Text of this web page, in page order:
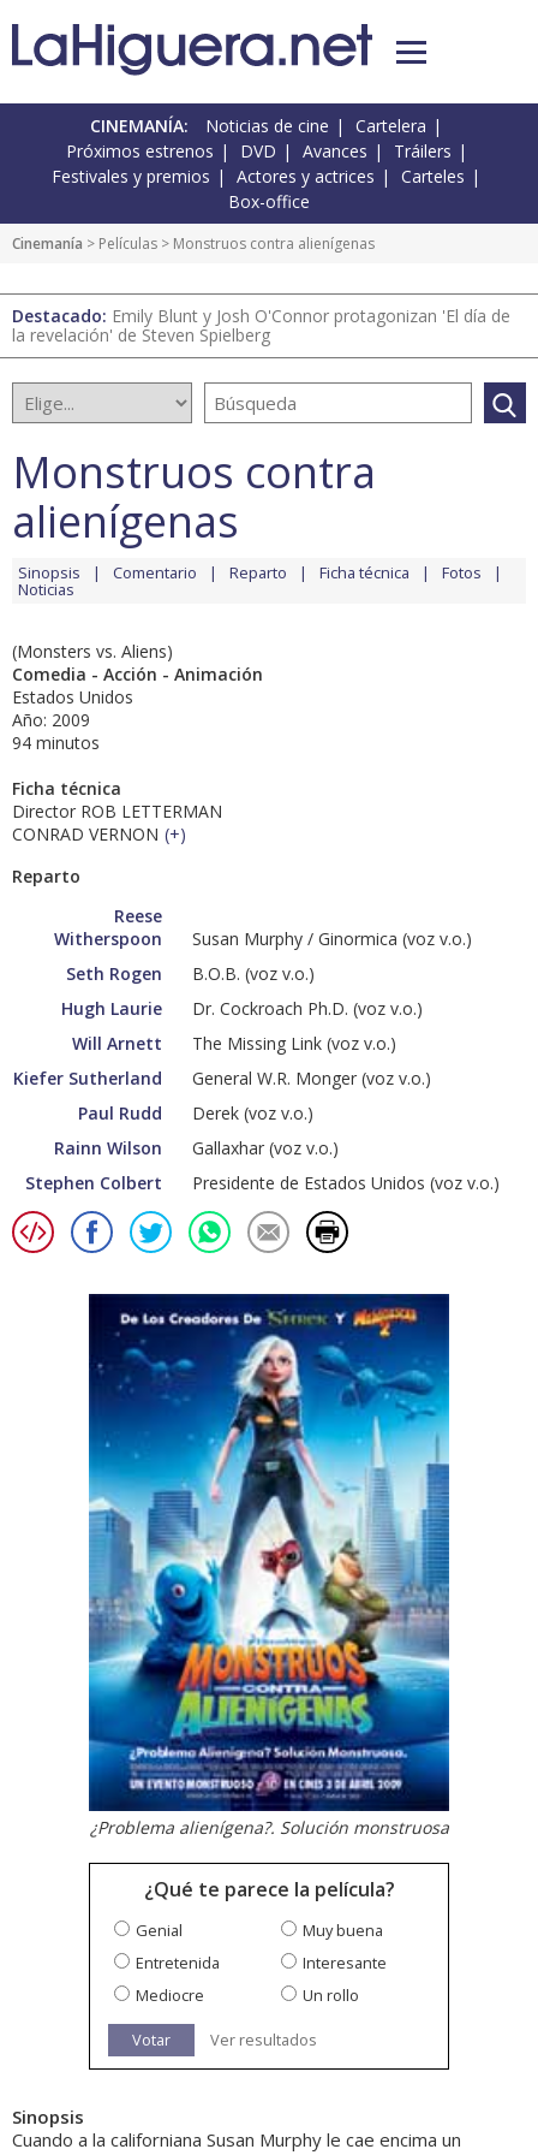
CINEMANÍA: Noticias de cine
Cartelera
Próximos estrenos
DVD Avances
Tráilers
Festivales y premios
Actores y actrices
Carteles
Box-office
Cinemanía > Películas > Monstruos contra alienígenas
Destacado: Emily Blunt y Josh O'Connor protagonizan 'El día de
la revelación' de Steven Spielberg
Monstruos contra
alienígenas
Sinopsis Comentario Reparto Ficha técnica Fotos
Noticias
(Monsters vs. Aliens)
Comedia - Acción - Animación
Estados Unidos
Año: 2009
94 minutos
Ficha técnica
Director ROB LETTERMAN
CONRAD VERNON (+)
Reparto
Reese
Witherspoon
Susan Murphy / Ginormica (voz v.o.)
Seth Rogen
B.O.B. (voz v.o.)
Hugh Laurie
Dr. Cockroach Ph.D. (voz v.o.)
Will Arnett
The Missing Link (voz v.o.)
Kiefer Sutherland
General W.R. Monger (voz v.o.)
Paul Rudd
Derek (voz v.o.)
Rainn Wilson
Gallaxhar (voz v.o.)
Stephen Colbert
Presidente de Estados Unidos (voz v.o.)
¿Problema alienígena?. Solución monstruosa
¿Qué te parece la película?
Genial
Muy buena
Entretenida
Interesante
Mediocre
Un rollo
Votar Ver resultados
Sinopsis
Cuando a la californiana Susan Murphy le cae encima un